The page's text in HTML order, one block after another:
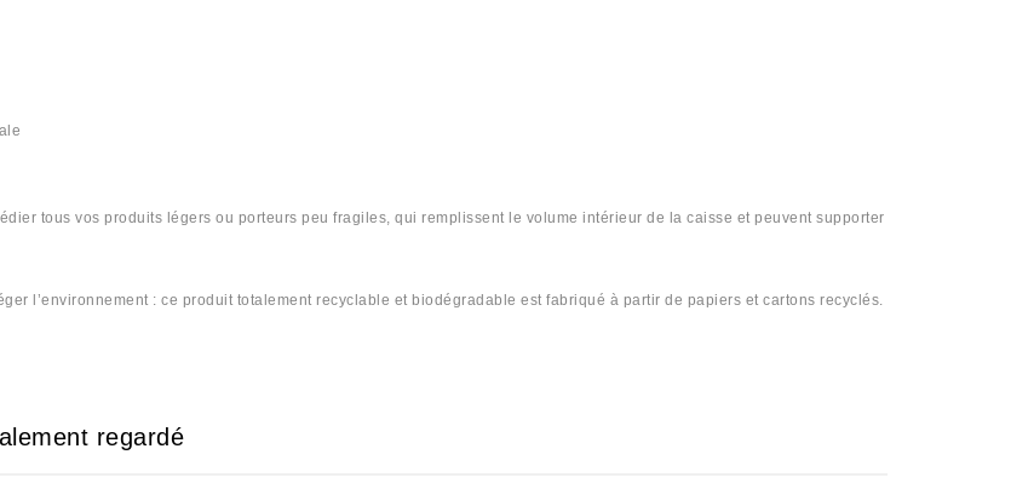
tous vos produits légers ou porteurs peu fragiles, qui remplissent le volume intérieur de la caisse et peuvent supporter
l’environnement : ce produit totalement recyclable et biodégradable est fabriqué à partir de papiers et cartons recyclés.
regardé